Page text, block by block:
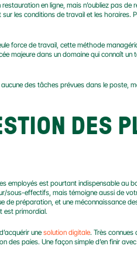
en ligne, mais n’oubliez pas
les conditions de travail et les horaires.
force de travail, cette méthode
majeure dans un domaine qui connaît
des tâches prévues dans le poste,
DES
employés est pourtant indispensable au
sous-effectifs, mais témoigne aussi de
préparation, et une méconnaissance
est primordial.
une solution digitale. Très
des paies. Une façon simple d’en finir